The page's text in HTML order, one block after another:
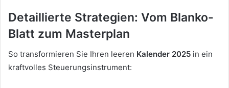
Detaillierte Strategien: Vom Blanko-
Blatt zum Masterplan
So transformieren Sie Ihren leeren Kalender 2025 in ein
kraftvolles Steuerungsinstrument: